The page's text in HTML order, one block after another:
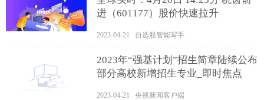
进（601177）股价快速拉升
2023-04-21 自选股智能写手
2023年“强基计划”招生简章陆续公布
部分高校新增招生专业_即时焦点
2023-04-21 央视新闻客户端